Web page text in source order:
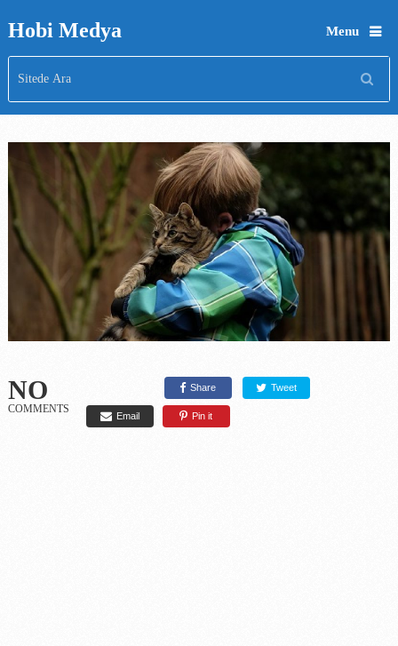
Hobi Medya Menu
NO
COMMENTS
Share Tweet
Email Pin it